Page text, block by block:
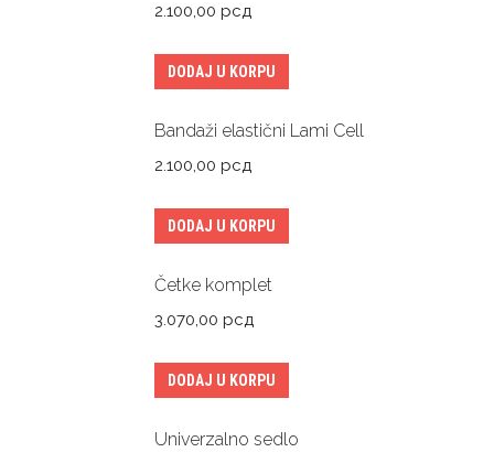
2.100,00 рсд
DODAJ U KORPU
Bandaži elastični Lami Cell
2.100,00 рсд
DODAJ U KORPU
Četke komplet
3.070,00 рсд
DODAJ U KORPU
Univerzalno sedlo